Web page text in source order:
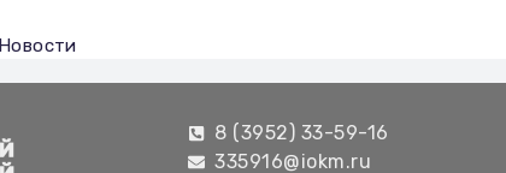
Новости
8 (3952) 33-59-16
335916@iokm.ru